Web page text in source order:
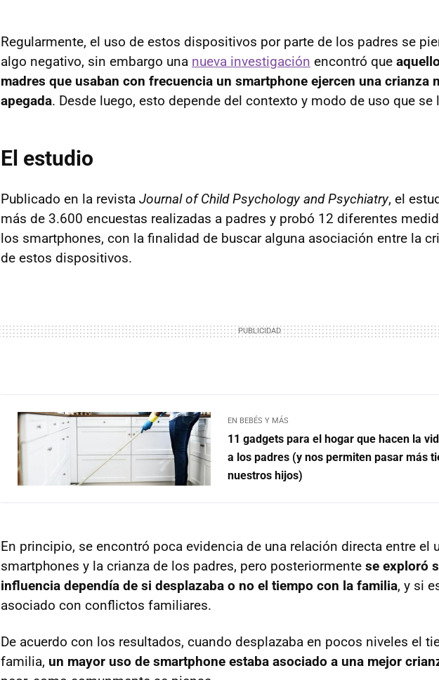
Regularmente, el uso de estos dispositivos por parte de los padres se
algo negativo, sin embargo una nueva investigación encontró que
madres que usaban con frecuencia un smartphone ejercen una crianza
apegada. Desde luego, esto depende del contexto y modo de uso que se
El estudio
Publicado en la revista Journal of Child Psychology and Psychiatry, el
más de 3.600 encuestas realizadas a padres y probó 12 diferentes
los smartphones, con la finalidad de buscar alguna asociación entre la
de estos dispositivos.
EN BEBÉS Y MÁS
11 gadgets para el hogar que hacen la
a los padres (y nos permiten pasar más
nuestros hijos)
En principio, se encontró poca evidencia de una relación directa entre el
smartphones y la crianza de los padres, pero posteriormente se exploró
influencia dependía de si desplazaba o no el tiempo con la familia, y si
asociado con conflictos familiares.
De acuerdo con los resultados, cuando desplazaba en pocos niveles el
familia, un mayor uso de smartphone estaba asociado a una mejor